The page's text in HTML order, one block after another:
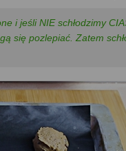
i jeśli NIE schłodzimy
się pozlepiać. Zatem